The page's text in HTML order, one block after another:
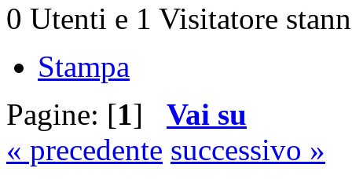
0 Utenti e 1 Visitatore
Stampa
Pagine: [1] Vai su
« precedente successivo »